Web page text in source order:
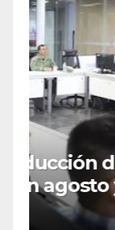
SEGURIDAD
tigre
en la
AGOSTO